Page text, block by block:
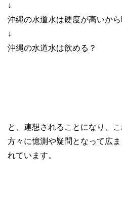
↓
沖縄の水道水は硬度が高いから
↓
沖縄の水道水は飲める？
と、連想されることになり、
方々に憶測や疑問となって広
れています。